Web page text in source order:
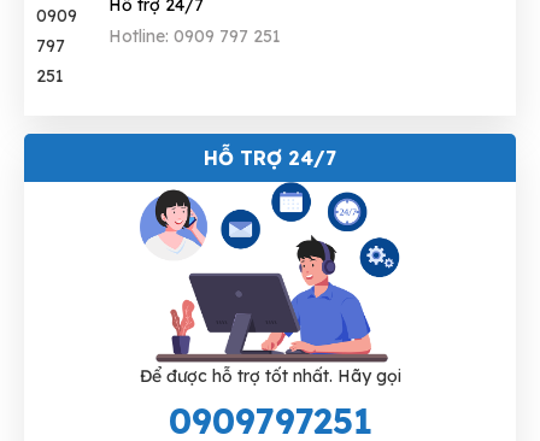
Hỗ trợ 24/7
Hotline: 0909 797 251
HỖ TRỢ 24/7
Để được hỗ trợ tốt nhất. Hãy gọi
0909797251